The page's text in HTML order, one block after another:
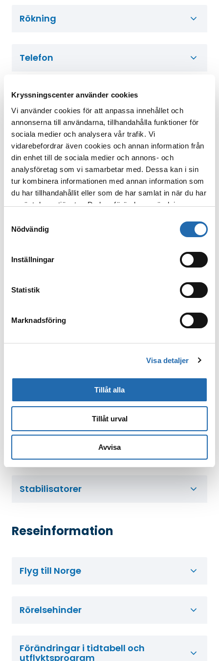
Kryssningscenter använder cookies
Vi använder cookies för att anpassa innehållet och
annonserna till användarna, tillhandahålla funktioner för
sociala medier och analysera vår trafik. Vi
vidarebefordrar även cookies och annan information från
din enhet till de sociala medier och annons- och
analysföretag som vi samarbetar med. Dessa kan i sin
tur kombinera informationen med annan information som
du har tillhandahållit eller som de har samlat in när du har
använt deras tjänster. Du kan förändra användningen av
frånInformation om kakor (cookies)
-länken i nedre
Nödvändig
Inställningar
Statistik
Marknadsföring
Visa detaljer
Tillåt alla
Tillåt urval
Avvisa
Rökning
Telefon
Dricks
Värdesaker
Elektricitet
Nöjen och underhållning
Polarnatt
Gods- och persontransporter
Stabilisatorer
Reseinformation
Flyg till Norge
Rörelsehinder
Förändringar i tidtabell och
utflyktsprogram